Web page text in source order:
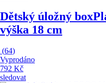
Dětský úložný box
výška 18 cm
(64)
Vyprodáno
792 Kč
sledovat